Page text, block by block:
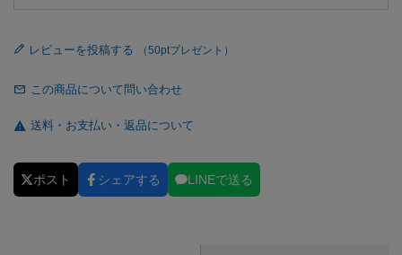
レビューを投稿する
この商品について問い合わせ
送料・お支払い・返品について
ポスト シェアする LINEで送る